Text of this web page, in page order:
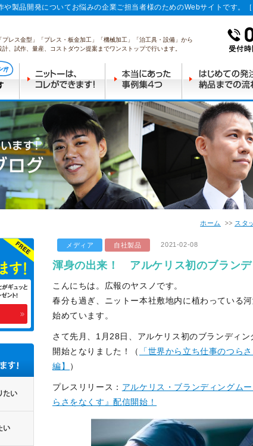
や製品開発についてお悩みの企業ご担当者様のためのWebサイトです。
「プレス金型」「プレス・板金加工」「機械加工」「治工具・設備」から
計、試作、量産、コストダウン提案までワンストップで行います。
ホーム スタ
メディア 自社製品 2021-02-08
渾身の出来！ アルケリス初のブラン
こんにちは。広報のヤスノです。
春分も過ぎ、ニットー本社敷地内に植わっている
始めています。
さて先月、1月28日、アルケリス初のブランディ
開始となりました！（
「世界から立ち仕事のつら
編】
）
プレスリリース： アルケリス・ブランディングム
らさをなくす』配信開始！